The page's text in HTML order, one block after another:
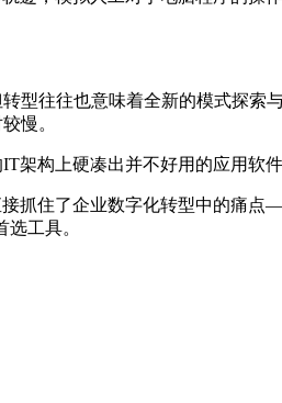
型往往也意味着全新的模式探索
慢。
架构上硬凑出并不好用的应用软
抓住了企业数字化转型中的痛
工具。